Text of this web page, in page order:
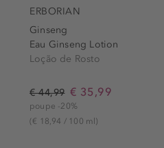
ERBORIAN
Ginseng
Eau Ginseng Lotion
Loção de Rosto
€ 44,99 € 35,99
poupe -20%
(€ 18,94 / 100 ml)